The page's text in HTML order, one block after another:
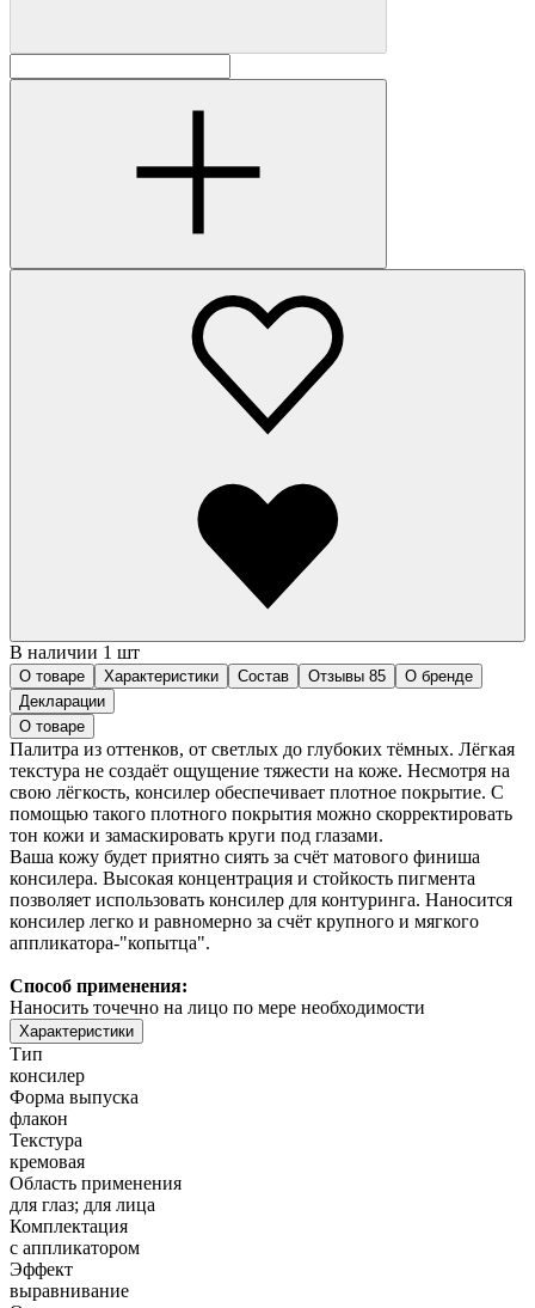
В наличии 1 шт
О товаре Характеристики Состав Отзывы 85
О бренде
Декларации
О товаре
Палитра из оттенков, от светлых до глубоких тёмных. Лёгкая
текстура не создаёт ощущение тяжести на коже. Несмотря на
свою лёгкость, консилер обеспечивает плотное покрытие. С
помощью такого плотного покрытия можно скорректировать
тон кожи и замаскировать круги под глазами.
Ваша кожу будет приятно сиять за счёт матового финиша
консилера. Высокая концентрация и стойкость пигмента
позволяет использовать консилер для контуринга. Наносится
консилер легко и равномерно за счёт крупного и мягкого
аппликатора-"копытца".
Способ применения:
Наносить точечно на лицо по мере необходимости
Характеристики
Тип
консилер
Форма выпуска
флакон
Текстура
кремовая
Область применения
для глаз; для лица
Комплектация
с аппликатором
Эффект
выравнивание